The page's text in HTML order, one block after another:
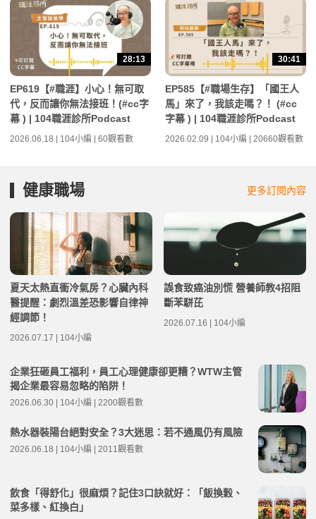
28:13
EP619【#職涯】小心！無可取
代，反而讓你無法接班！(#cc字
幕 ) | 104職涯診所Podcast
2026.06.18 | 104小編 | 60觀看數
30:41
EP585【#職場生存】「國王人
馬」來了，我該走嗎？！ (#cc
字幕 ) | 104職涯診所Podcast
2026.02.09 | 104小編 | 20660觀看數
健康職場 更多訂閱內容
夏天太熱直衝冷氣房？心臟內科
醫提醒：劇烈溫差恐影響自律神
經調節！
2026.07.17 | 104小編
誤食致癌油別慌 營養師教4招阻
斷苯駢芘
2026.07.16 | 104小編
企業狂砸員工福利，員工心理健康卻更糟？WTW主管
揭企業最容易忽略的陷阱！
2026.06.30 | 104小編 | 2200觀看數
熱水器裝陽台絕對安全？3大迷思：若不通風仍有風險
2026.06.18 | 104小編 | 2011觀看數
飲食「得舒化」很麻煩？記住3口訣就好：「飯換穀、
菜多樣、紅換白」